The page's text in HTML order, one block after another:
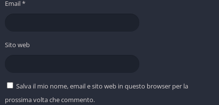
Email*
Sito web
Salva il mio nome, email e sito web in questo browser per la
prossima volta che commento.